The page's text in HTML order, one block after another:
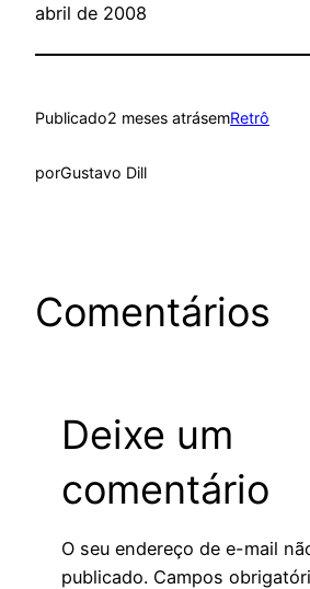
abril de 2008
Publicado2 meses atrásemRetrô
porGustavo Dill
Comentários
Deixe um
comentário
O seu endereço de e-mail
publicado. Campos